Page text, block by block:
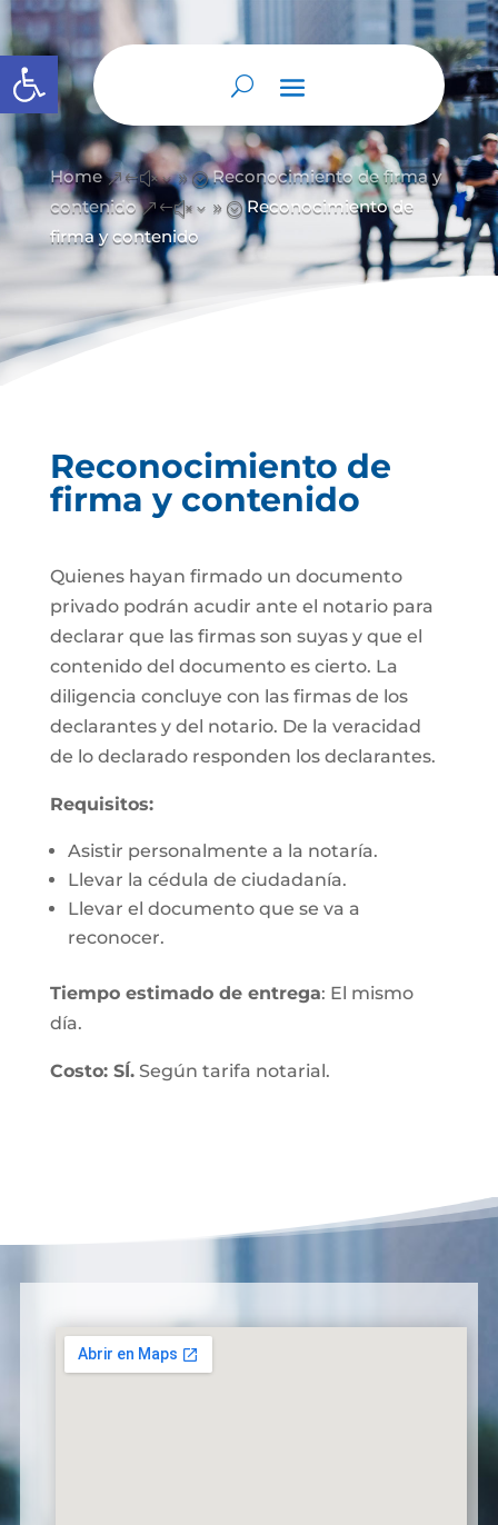
Abrir barra de herramientas
Home &#x39; Reconocimiento de firma y
contenido &#x39; Reconocimiento de
firma y contenido
Reconocimiento de
firma y contenido
Quienes hayan firmado un documento
privado podrán acudir ante el notario para
declarar que las firmas son suyas y que el
contenido del documento es cierto. La
diligencia concluye con las firmas de los
declarantes y del notario. De la veracidad
de lo declarado responden los declarantes.
Requisitos:
Asistir personalmente a la notaría.
Llevar la cédula de ciudadanía.
Llevar el documento que se va a
reconocer.
Tiempo estimado de entrega: El mismo
día.
Costo: SÍ.Según tarifa notarial.